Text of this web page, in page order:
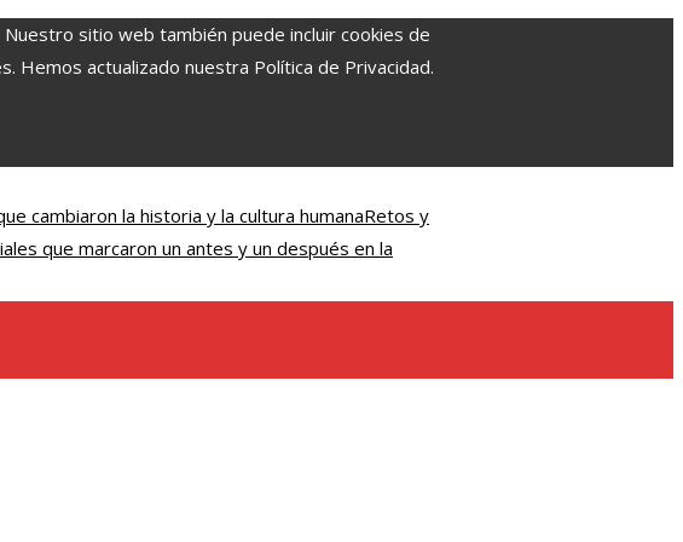
sitio web también puede incluir cookies de
Hemos actualizado nuestra Política de Privacidad.
cambiaron la historia y la cultura humanaRetos y
que marcaron un antes y un después en la